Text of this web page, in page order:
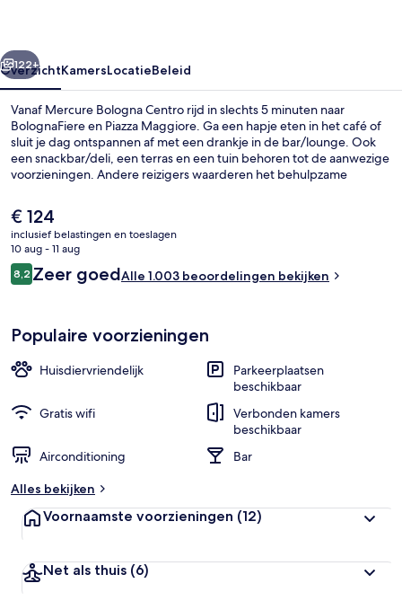
Volgende
122+
OverzichtKamersLocatieBeleid
Vanaf Mercure Bologna Centro rijd in slechts 5 minuten naar
BolognaFiere en Piazza Maggiore. Ga een hapje eten in het café of
sluit je dag ontspannen af met een drankje in de bar/lounge. Ook
een snackbar/deli, een terras en een tuin behoren tot de aanwezige
voorzieningen. Andere reizigers waarderen het behulpzame
De
huidige
prijs
is
€ 124
€ 124
inclusief belastingen en toeslagen
10 aug - 11 aug
Beoordelingen
8,28,2 op 10 –
Zeer goedAlle 1.003 beoordelingen bekijken
Populaire voorzieningen
Huisdiervriendelijk
Parkeerplaatsen
beschikbaar
Gratis wifi
Verbonden kamers
beschikbaar
Airconditioning
Bar
Alles bekijken
Voornaamste voorzieningen (12)
Net als thuis (6)